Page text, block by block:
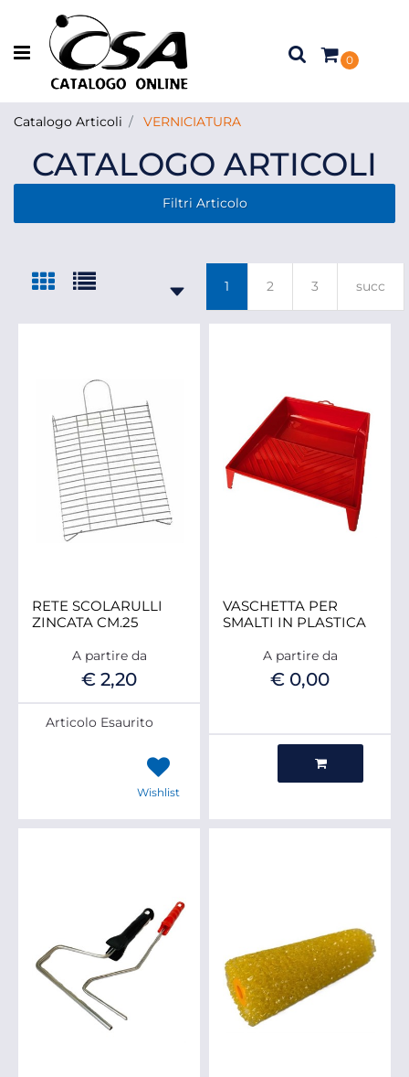
Open menu
0
Catalogo Articoli VERNICIATURA
CATALOGO ARTICOLI
Filtri Articolo
1 2 3 succ
RETE SCOLARULLI
ZINCATA CM.25
A partire da
€ 2,20
Articolo Esaurito
Wishlist
VASCHETTA PER
SMALTI IN PLASTICA
A partire da
€ 0,00